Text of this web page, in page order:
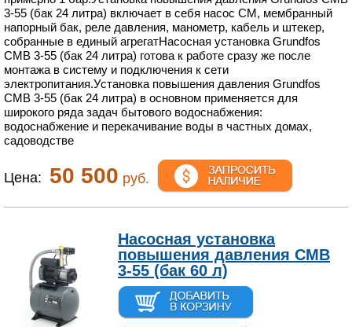
3-55 (бак 24 литра) включает в себя насос CM, мембранный
напорный бак, реле давления, манометр, кабель и штекер,
собранные в единый агрегатНасосная установка Grundfos
CMB 3-55 (бак 24 литра) готова к работе сразу же после
монтажа в систему и подключения к сети
электропитания.Установка повышения давления Grundfos
CMB 3-55 (бак 24 литра) в основном применяется для
широкого ряда задач бытового водоснабжения:
водоснабжение и перекачивание воды в частных домах,
садоводстве
Цена: 50 500 руб.
Насосная установка
повышения давления CMB
3-55 (бак 60 л)